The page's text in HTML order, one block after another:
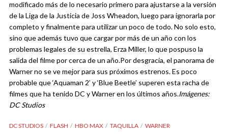
modificado más de lo necesario primero para ajustarse a la versión
de la Liga de la Justicia de Joss Wheadon, luego para ignorarla por
completo y finalmente para utilizar un poco de todo. No solo esto,
sino que además tuvo que cargar por más de un año con los
problemas legales de su estrella, Erza Miller, lo que pospuso la
salida del filme por cerca de un año.Por desgracia, el panorama de
Warner no se ve mejor para sus próximos estrenos. Es poco
probable que ‘Aquaman 2’ y ‘Blue Beetle’ superen esta racha de
filmes que ha tenido DC y Warner en los últimos años.Imágenes:
DC Studios
DC STUDIOS FLASH HBO MAX TAQUILLA WARNER